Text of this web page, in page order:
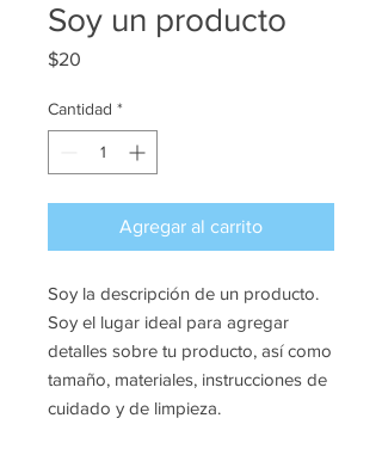
Soy un producto
$20
Cantidad *
Agregar al carrito
Soy la descripción de un producto.
Soy el lugar ideal para agregar
detalles sobre tu producto, así como
tamaño, materiales, instrucciones de
cuidado y de limpieza.